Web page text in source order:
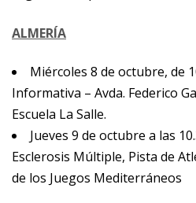
ALMERÍA
Miércoles 8 de octubre, de
Informativa – Avda. Federico
Escuela La Salle.
Jueves 9 de octubre a las
Esclerosis Múltiple, Pista de
de los Juegos Mediterráneos